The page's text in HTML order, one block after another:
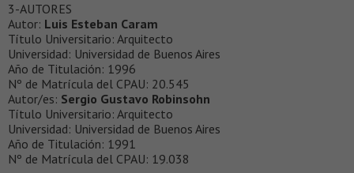
3-AUTORES
Autor: Luis Esteban Caram
Título Universitario: Arquitecto
Universidad: Universidad de Buenos Aires
Año de Titulación: 1996
Nº de Matrícula del CPAU: 20.545
Autor/es: Sergio Gustavo Robinsohn
Título Universitario: Arquitecto
Universidad: Universidad de Buenos Aires
Año de Titulación: 1991
Nº de Matrícula del CPAU: 19.038